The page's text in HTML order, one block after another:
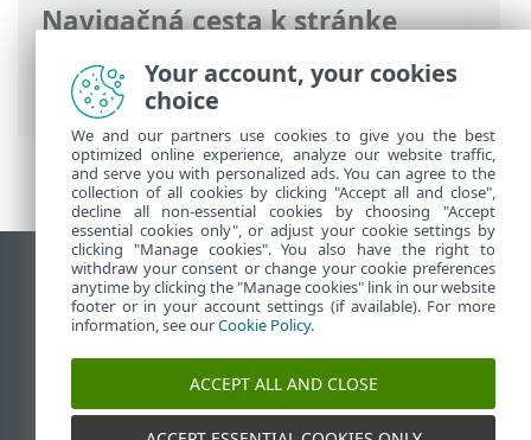
Navigačná cesta k stránke
ESET Online pomocník> ESET Mail
Security >Prehľad
Zobraziť stránku ako na počítači
End of Life
Databáza znalostí ESET
ESET Fórum
ESET Status Portal
Technická podpora
Your account, your cookies
choice
We and our partners use cookies to give you the best
optimized online experience, analyze our website traffic,
and serve you with personalized ads. You can agree to the
collection of all cookies by clicking "Accept all and close",
decline all non-essential cookies by choosing "Accept
essential cookies only", or adjust your cookie settings by
clicking "Manage cookies". You also have the right to
withdraw your consent or change your cookie preferences
anytime by clicking the "Manage cookies" link in our website
footer or in your account settings (if available). For more
information, see ourCookie Policy.
ACCEPT ALL AND CLOSE